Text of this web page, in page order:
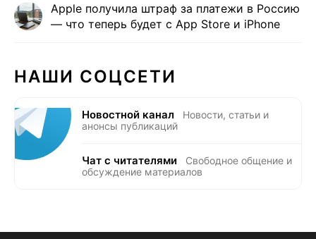
Apple получила штраф за платежи в Россию
— что теперь будет с App Store и iPhone
НАШИ СОЦСЕТИ
Новостной канал
Новости, статьи и
анонсы публикаций
Чат с читателями
Свободное общение и
обсуждение материалов